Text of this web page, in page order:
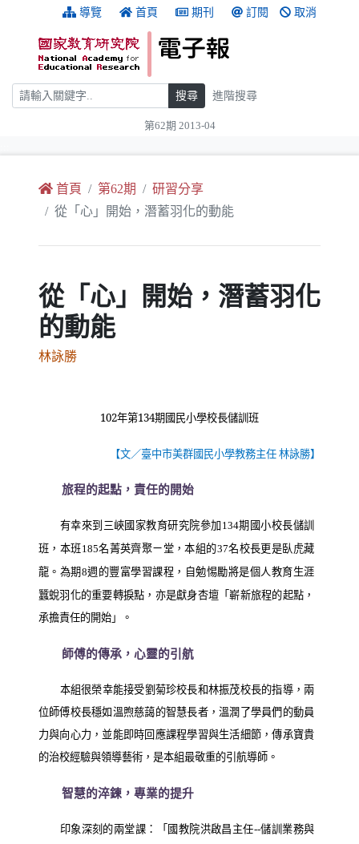
跳到主要內容 導覽 首頁 期刊 訂閱 取消
搜尋 搜尋 進階搜尋
第62期 2013-04
首頁 第62期
研習分享
從「心」開始，潛蓄羽化的動能
從「心」開始，潛蓄羽化
的動能
林詠勝
102年第134期國民小學校長儲訓班
【文／臺中市美群國民小學教務主任 林詠勝】
旅程的起點，責任的開始
有幸來到三峽國家教育研究院參加 134期國小校長儲訓
班，本班185名菁英齊聚ㄧ堂，本組的37名校長更是臥虎藏
龍。為期8週的豐富學習課程，自勉惕勵將是個人教育生涯
蠶蛻羽化的重要轉捩點，亦是獻身杏壇「嶄新旅程的起點，
承擔責任的開始」。
師傅的傳承，心靈的引航
本組很榮幸能接受劉菊珍校長和林振茂校長的指導，兩
位師傅校長穩如溫煦慈藹的智慧長者，溫潤了學員們的動員
力與向心力，並能即時回應課程學習與生活細節，傳承寶貴
的治校經驗與領導藝術，是本組最敬重的引航導師。
智慧的淬鍊，專業的提升
印象深刻的兩堂課：「國教院洪啟昌主任--儲訓業務與